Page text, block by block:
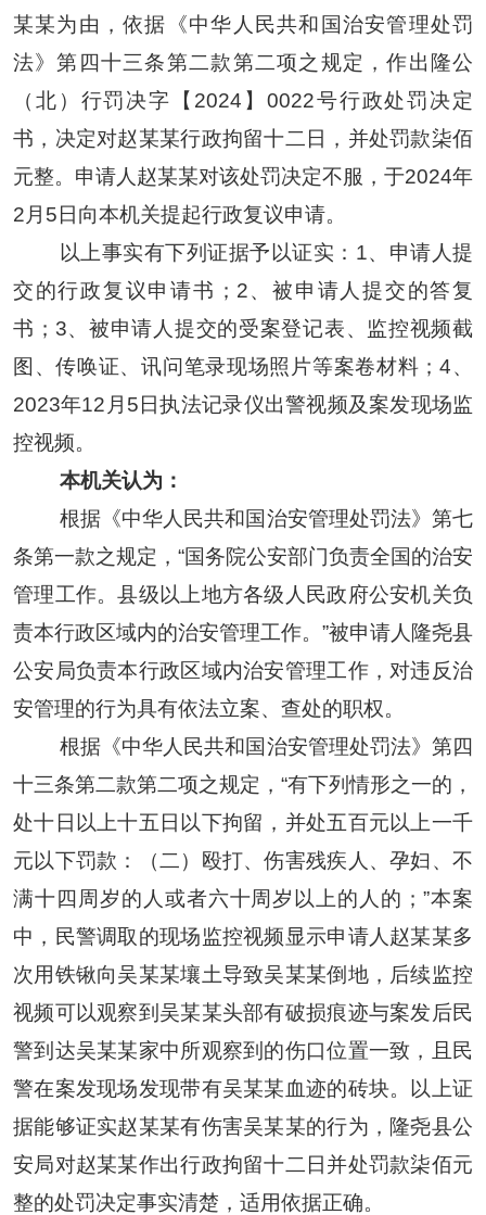
某某为由，依据 《中华人民共和国治安管理处罚
法》第四十三条第二款第二项之规定，作出隆公
（北）行罚决字【 2024】0022号行政处罚决定
书，决定对赵某某行政拘留十二日，并处罚款柒佰
元整。 申请人 赵某某对该处罚决定不服，于2024年
2 月 5 日向本机关提起行政复议申请。
以上事实有下列证据予以证实： 1、申请人提
交的行政复议申请书；2、被申请人提交的答复
书；3、被申请人提交的受案登记表、监控视频截
图、传唤证、讯问笔录现场照片等案卷材料；4、
2023年12月5日执法记录仪出警视频及案发现场监
控视频。
本机关认为：
根据《中华人民共和国治安管理处罚法》第七
条第一款之规定， “国务院公安部门负责全国的治安
管理工作。县级以上地方各级人民政府公安机关负
责本行政区域内的治安管理工作。”被申请人隆尧县
公安局负责本行政区域内治安管理工作，对违反治
安管理的行为具有依法立案、查处的职权。
根据 《中华人民共和国治安管理处罚法》第四
十三条第二款第二项之规定，“有下列情形之一的，
处十日以上十五日以下拘留，并处五百元以上一千
元以下罚款：（二）殴打、伤害残疾人、孕妇、不
满十四周岁的人或者六十周岁以上的人的；”本案
中，民警调取的现场监控视频显示申请人 赵某某多
次用铁锹向吴某某壤土导致吴某某倒地，后续监控
视频可以观察到 吴某某头部有破损痕迹与案发后民
警到达吴某某家中所观察到的伤口位置一致，且民
警在案发现场发现带有吴某某血迹的砖块。以上证
据能够证实赵某某有伤害吴某某的行为，隆尧县公
安局对赵某某作出行政拘留十二日并处罚款柒佰元
整的处罚决定事实清楚，适用依据正确。